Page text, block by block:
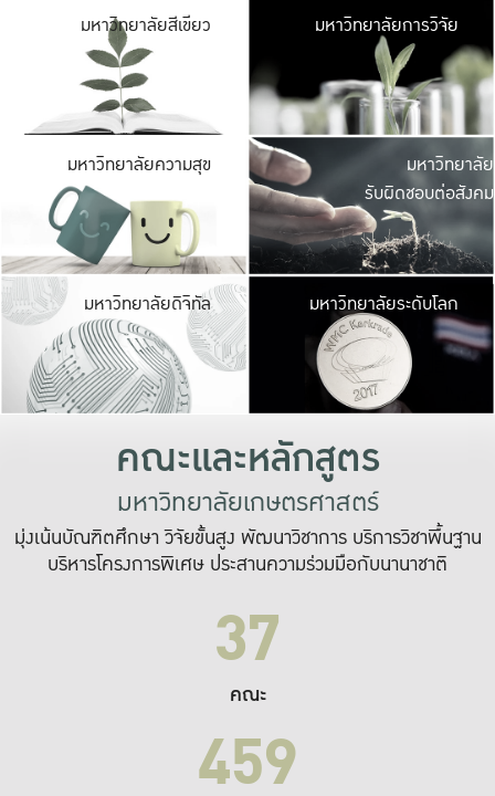
มหาวิทยาลัยสีเขียว มหาวิ
มีพื้นที่เขียวสดใส
เป็นป่าในเมือง เกษต
มหาวิทยาลัยการวิจัย
มหาวิทยาลัยความสุข มหาวิ
ค
เปิดประ
และพบเรื่องราวใ
มหาวิทยาลัย
รับผิดชอบต่อสังคม
มหาวิทยาลัยดิจิทัล มหาวิ
เปลี่ยนแปลง แล
เพื่อทำง
ระบบสารสนเทศ
มหาวิทยาลัยระดับโลก
คณะและหลักสูตร
มหาวิทยาลัยเกษตรศาสตร์
มุ่งเน้นบัณฑิตศึกษา วิจัยขั้นสูง พัฒนาวิชาการ บริการวิชาพื้นฐาน
บริหารโครงการพิเศษ ประสานความร่วมมือกับนานาชาติ
37
คณะ
459